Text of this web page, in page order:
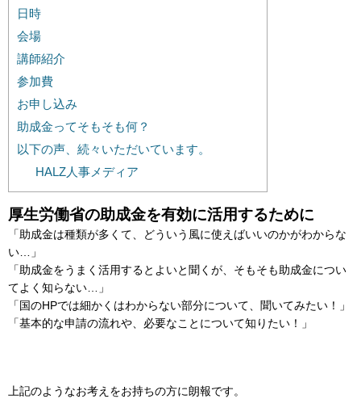
日時
会場
講師紹介
参加費
お申し込み
助成金ってそもそも何？
以下の声、続々いただいています。
HALZ人事メディア
厚生労働省の助成金を有効に活用するために
「助成金は種類が多くて、どういう風に使えばいいのかがわからな
い…」
「助成金をうまく活用するとよいと聞くが、そもそも助成金につい
てよく知らない…」
「国のHPでは細かくはわからない部分について、聞いてみたい！」
「基本的な申請の流れや、必要なことについて知りたい！」
上記のようなお考えをお持ちの方に朗報です。